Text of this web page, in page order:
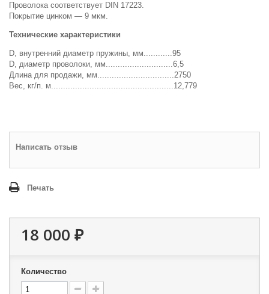
Проволока соответствует DIN 17223.
Покрытие цинком — 9 мкм.
Технические характеристики
D, внутренний диаметр пружины, мм............95
D, диаметр проволоки, мм............................6,5
Длина для продажи, мм................................2750
Вес, кг/п. м...................................................12,779
Написать отзыв
Печать
18 000 ₽
Количество